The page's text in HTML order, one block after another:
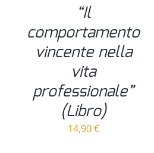
“Il
comportamento
vincente nella
vita
professionale”
(Libro)
14,90€